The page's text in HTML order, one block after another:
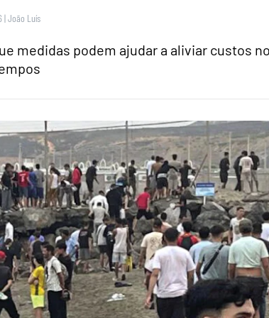
|João Luís
medidas podem ajudar a aliviar custos